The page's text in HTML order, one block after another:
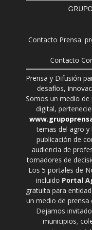
Contacto Prensa:
Contacto
Prensa y Difusión
desafíos,
Somos un medio
digital,
temas del agro y
publicación de
audiencia de
tomadores de
Los 5 portales de
incluido Portal
gratuita para
un medio de prensa
Dejamos
municipios,